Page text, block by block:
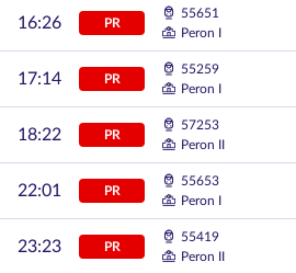
16:26 PR
55651
Peron I
17:14 PR
55259
Peron I
18:22 PR
57253
Peron II
22:01 PR
55653
Peron I
23:23 PR
55419
Peron II